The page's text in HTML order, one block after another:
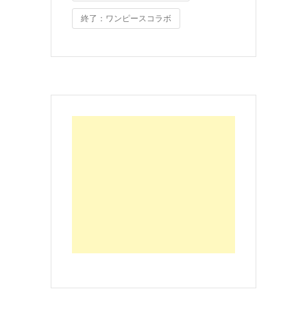
終了：ワンピースコラボ